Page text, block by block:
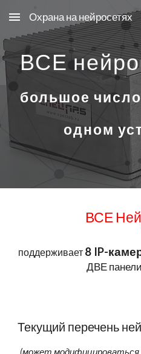
Skip to main content
Охрана на нейросетях
ВСЕ
большое
одном
ВСЕ
поддерживает 8 IP-
ДВЕ
Текущий перечень
(может модифицироваться